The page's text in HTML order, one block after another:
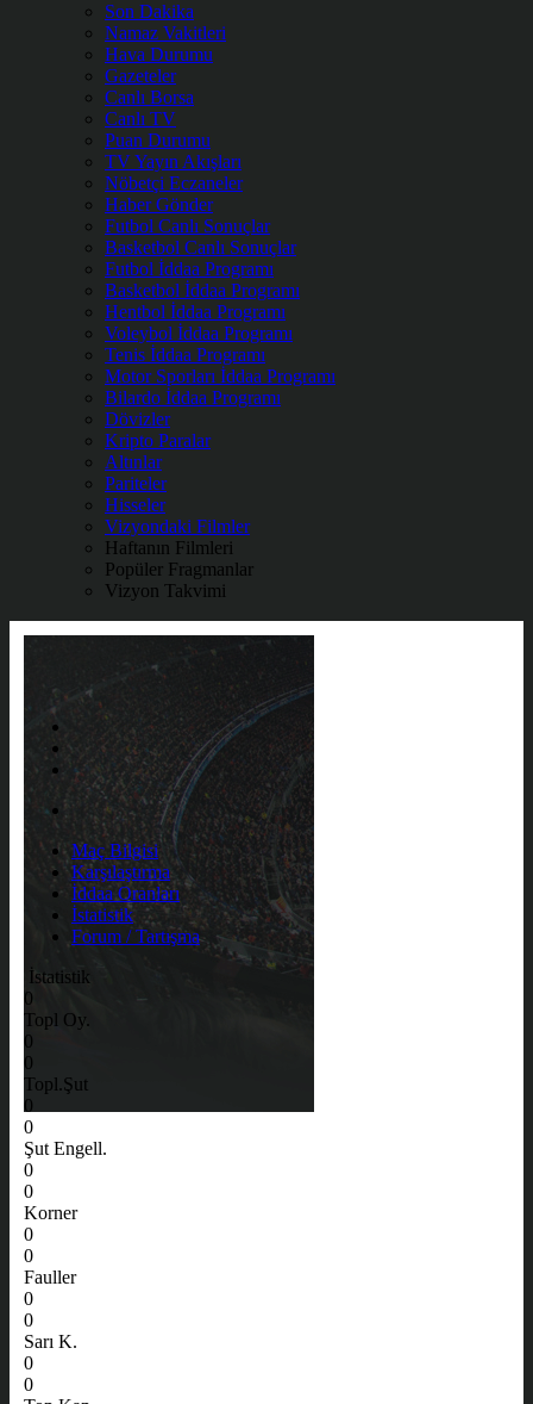
Son Dakika
Namaz Vakitleri
Hava Durumu
Gazeteler
Canlı Borsa
Canlı TV
Puan Durumu
TV Yayın Akışları
Nöbetçi Eczaneler
Haber Gönder
Futbol Canlı Sonuçlar
Basketbol Canlı Sonuçlar
Futbol İddaa Programı
Basketbol İddaa Programı
Hentbol İddaa Programı
Voleybol İddaa Programı
Tenis İddaa Programı
Motor Sporları İddaa Programı
Bilardo İddaa Programı
Dövizler
Kripto Paralar
Altınlar
Pariteler
Hisseler
Vizyondaki Filmler
Haftanın Filmleri
Popüler Fragmanlar
Vizyon Takvimi
Maç Bilgisi
Karşılaştırma
İddaa Oranları
İstatistik
Forum / Tartışma
İstatistik
0
Topl Oy.
0
0
Topl.Şut
0
0
Şut Engell.
0
0
Korner
0
0
Fauller
0
0
Sarı K.
0
0